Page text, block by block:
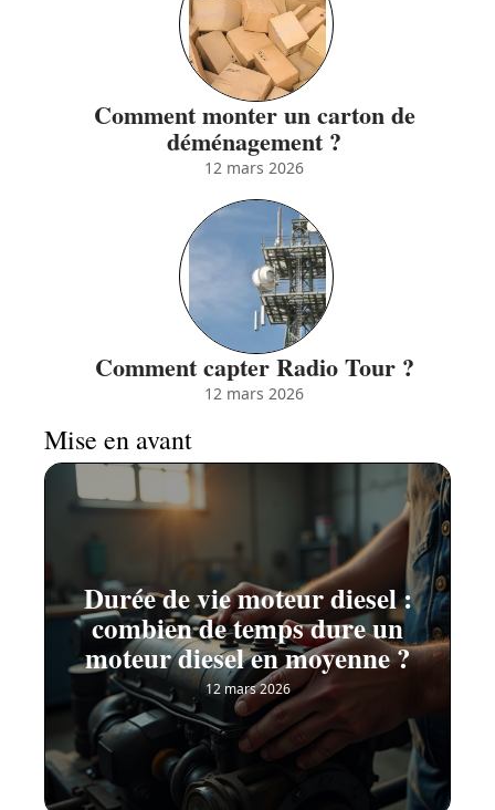
Comment monter un carton de
déménagement ?
12 mars 2026
Comment capter Radio Tour ?
12 mars 2026
Mise en avant
Durée de vie moteur diesel :
combien de temps dure un
moteur diesel en moyenne ?
12 mars 2026